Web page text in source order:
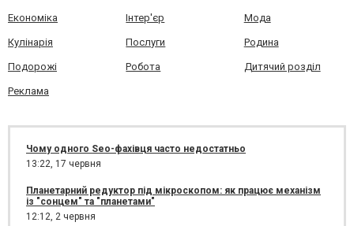
Економіка Інтер'єр Мода
Кулінарія Послуги Родина
Подорожі Робота Дитячий розділ
Реклама
Чому одного Seo-фахівця часто недостатньо
13:22, 17 червня
Планетарний редуктор під мікроскопом: як працює механізм
із "сонцем" та "планетами"
12:12, 2 червня